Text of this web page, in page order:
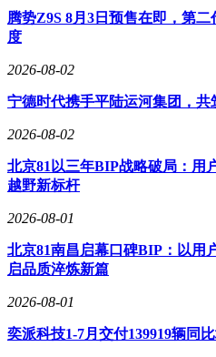
的新标杆，搅动整个纯电轿跑市
腾势Z9S 8月3日预售在即，第
度
2026-08-02
宁德时代携手平陆运河集团，
2026-08-02
北京81以三年BIP战略破局：用
越野新标杆
2026-08-01
北京81南昌启幕口碑BIP：以用
启品质淬炼新篇
2026-08-01
奕派科技1-7月交付139919辆同